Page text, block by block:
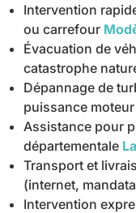
Intervention
ou carrefour
Évacuation de
catastrophe
Dépannage de
puissance moteur
Assistance pour
départementale
Transport et
(internet,
Intervention